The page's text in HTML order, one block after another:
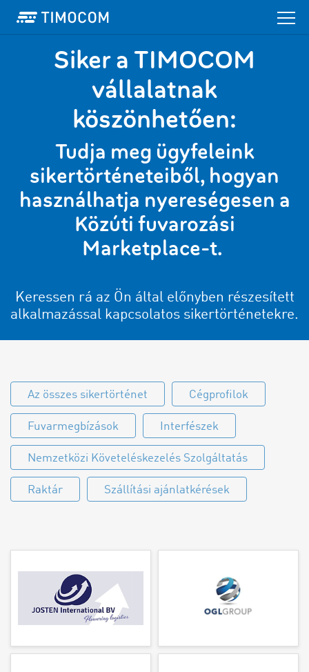
Siker a TIMOCOM
vállalatnak
köszönhetően:
Tudja meg ügyfeleink
sikertörténeteiből, hogyan
használhatja nyereségesen a
Közúti fuvarozási
Marketplace-t.
Keressen rá az Ön által előnyben részesített
alkalmazással kapcsolatos sikertörténetekre.
Az összes sikertörténet Cégprofilok
Fuvarmegbízások Interfészek
Nemzetközi Követeléskezelés Szolgáltatás
Raktár Szállítási ajánlatkérések